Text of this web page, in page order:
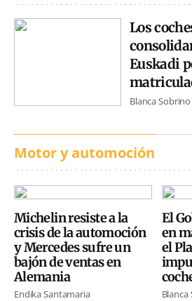
Los
Euskadi
Blanca Sobrino
Motor y automoción
Michelin resiste a la
crisis de la automoción
y Mercedes sufre un
bajón de ventas en
Alemania
Endika Santamaria
El
en
el
Blanca